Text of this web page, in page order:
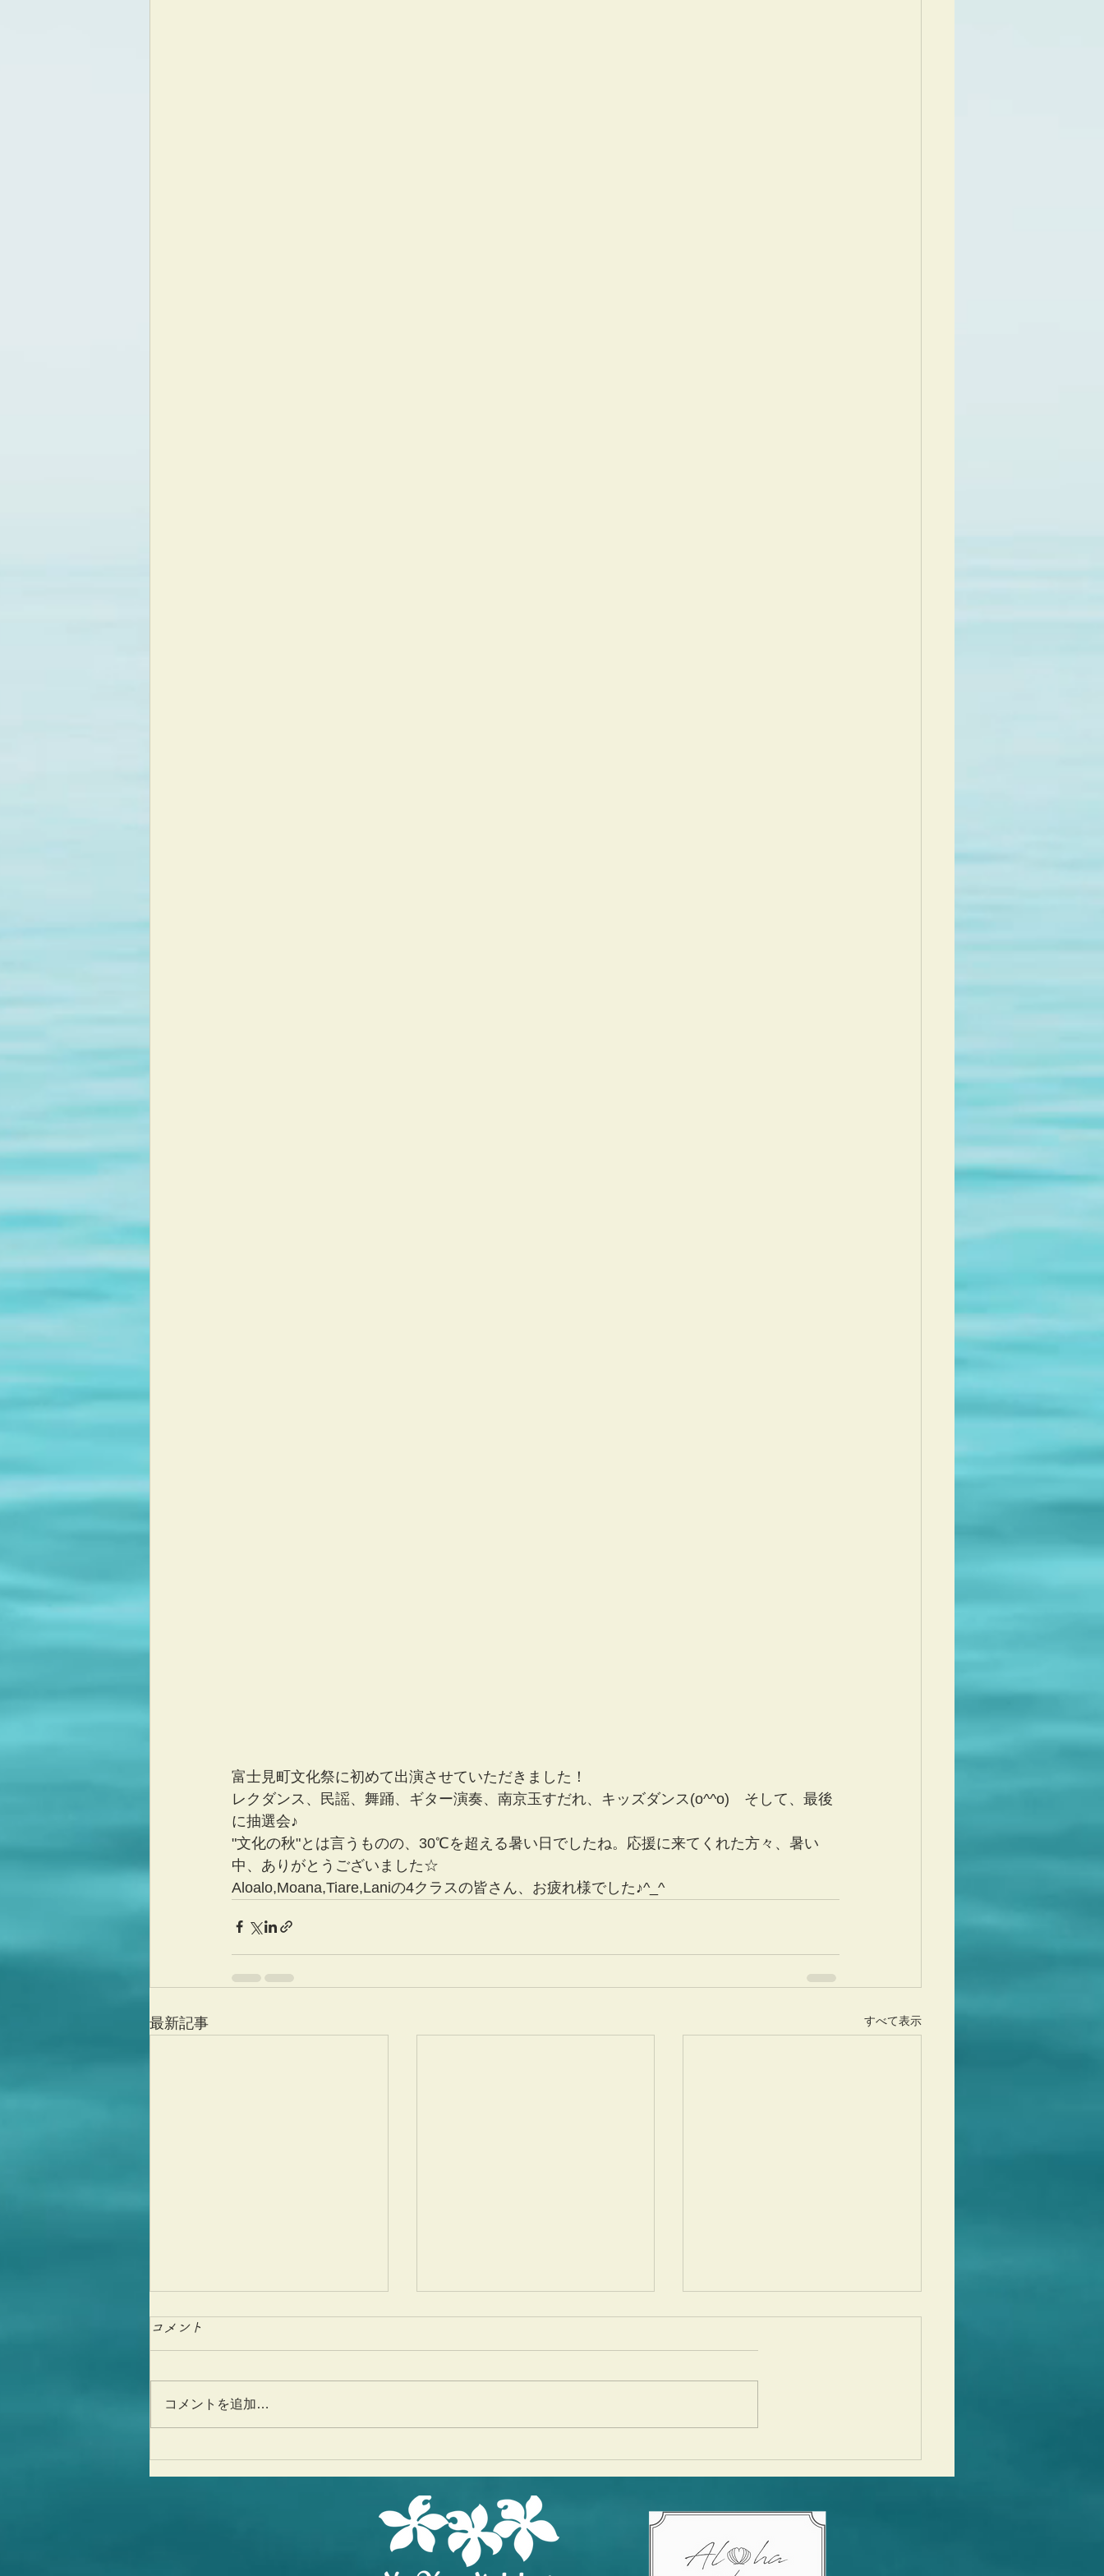
富士見町文化祭に初めて出演させていただきました！
レクダンス、民謡、舞踊、ギター演奏、南京玉すだれ、キッズダンス(o^^o)　そして、最後
に抽選会♪
"文化の秋"とは言うものの、30℃を超える暑い日でしたね。応援に来てくれた方々、暑い
中、ありがとうございました☆
Aloalo,Moana,Tiare,Laniの4クラスの皆さん、お疲れ様でした♪^_^
最新記事 すべて表示
17歳、ありがとうございま
Mahalo,Aloha Hawaiian
コメント
コメントを追加…